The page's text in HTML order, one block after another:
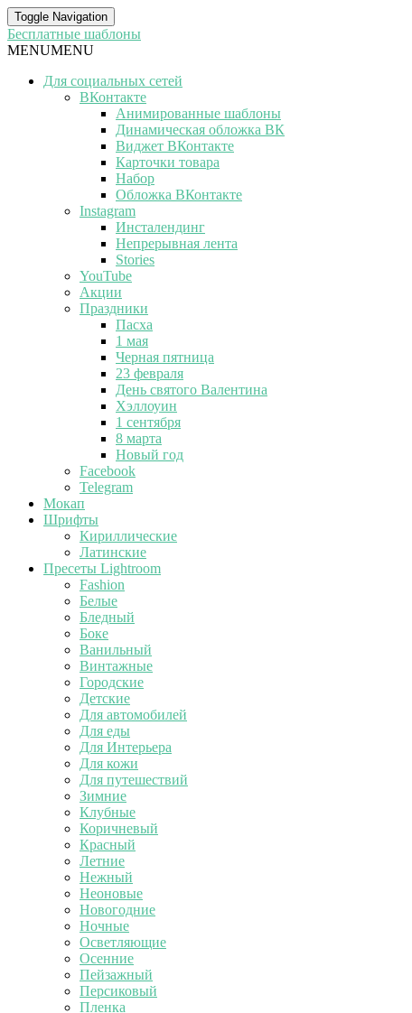
Toggle Navigation
Бесплатные шаблоны
MENUMENU
Для социальных сетей
ВКонтакте
Анимированные шаблоны
Динамическая обложка ВК
Виджет ВКонтакте
Карточки товара
Набор
Обложка ВКонтакте
Instagram
Инсталендинг
Непрерывная лента
Stories
YouTube
Акции
Праздники
Пасха
1 мая
Черная пятница
23 февраля
День святого Валентина
Хэллоуин
1 сентября
8 марта
Новый год
Facebook
Telegram
Мокап
Шрифты
Кириллические
Латинские
Пресеты Lightroom
Fashion
Белые
Бледный
Боке
Ванильный
Винтажные
Городские
Детские
Для автомобилей
Для еды
Для Интерьера
Для кожи
Для путешествий
Зимние
Клубные
Коричневый
Красный
Летние
Нежный
Неоновые
Новогодние
Ночные
Осветляющие
Осенние
Пейзажный
Персиковый
Пленка